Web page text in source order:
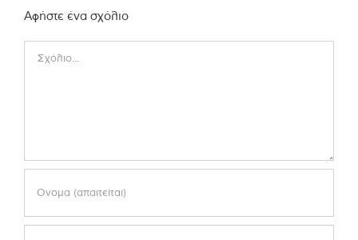
Αφήστε ένα σχόλιο